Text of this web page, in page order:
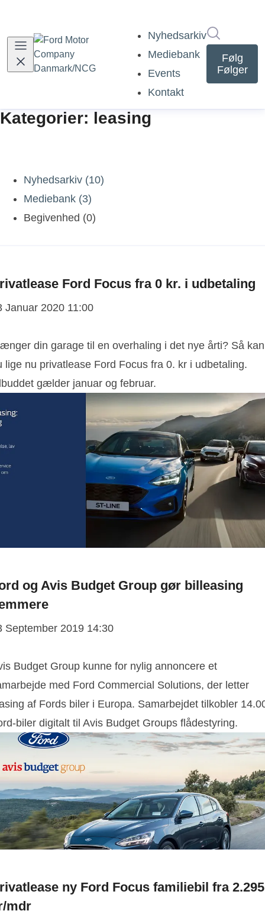
Nyhedsarkiv
Mediebank
Events
Kontakt
Følg
Følger
Kategorier: leasing
Nyhedsarkiv (10)
Mediebank (3)
Begivenhed (0)
Ford Focus fra 0 kr. i udbetaling
Januar 2020 11:00
din garage til en overhaling i det nye årti? Så kan
lige nu privatlease Ford Focus fra 0. kr i udbetaling.
gælder januar og februar.
og Avis Budget Group gør billeasing
September 2019 14:30
Budget Group kunne for nylig annoncere et
med Ford Commercial Solutions, der letter
af Fords biler i Europa. Samarbejdet tilkobler
biler digitalt til Avis Budget Groups flådestyring.
ny Ford Focus familiebil fra 2.295
mdr